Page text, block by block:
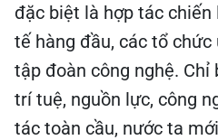
đặc biệt là hợp tác
tế hàng đầu, các tổ
tập đoàn công nghệ. Chỉ
trí tuệ, nguồn lực, công
tác toàn cầu, nước ta